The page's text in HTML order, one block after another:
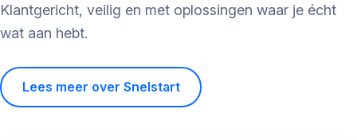
Klantgericht, veilig en met oplossingen waar je écht
wat aan hebt.
Lees meer over Snelstart